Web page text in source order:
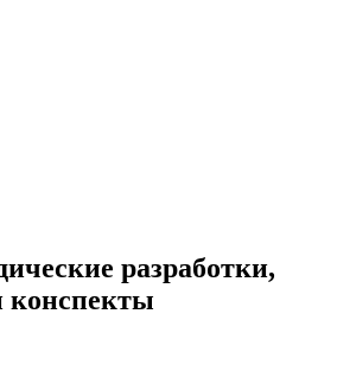
разработки,
конспекты